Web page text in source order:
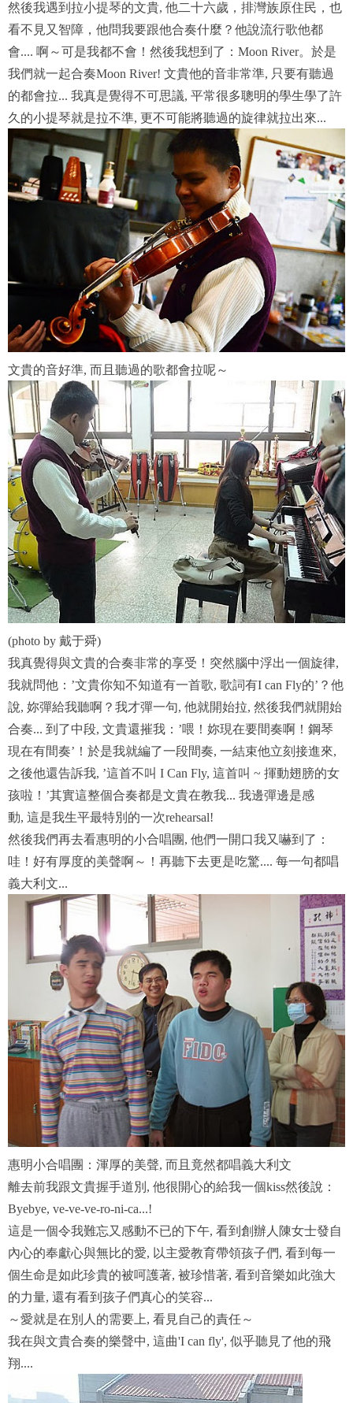
然後我遇到拉小提琴的文貴, 他二十六歲，排灣族原住民，也
看不見又智障，他問我要跟他合奏什麼？他說流行歌他都
會.... 啊～可是我都不會！然後我想到了：Moon River。於是
我們就一起合奏Moon River! 文貴他的音非常準, 只要有聽過
的都會拉... 我真是覺得不可思議, 平常很多聰明的學生學了許
久的小提琴就是拉不準, 更不可能將聽過的旋律就拉出來...
文貴的音好準, 而且聽過的歌都會拉呢～
(photo by 戴于舜)
我真覺得與文貴的合奏非常的享受！突然腦中浮出一個旋律,
我就問他：’文貴你知不知道有一首歌, 歌詞有I can Fly的’？他
說, 妳彈給我聽啊？我才彈一句, 他就開始拉, 然後我們就開始
合奏... 到了中段, 文貴還摧我：’喂！妳現在要間奏啊！鋼琴
現在有間奏’！於是我就編了一段間奏, 一結束他立刻接進來,
之後他還告訴我, ’這首不叫 I Can Fly, 這首叫 ~ 揮動翅膀的女
孩啦！’其實這整個合奏都是文貴在教我... 我邊彈邊是感
動, 這是我生平最特別的一次rehearsal!
然後我們再去看惠明的小合唱團, 他們一開口我又嚇到了：
哇！好有厚度的美聲啊～！再聽下去更是吃驚.... 每一句都唱
義大利文...
惠明小合唱團：渾厚的美聲, 而且竟然都唱義大利文
離去前我跟文貴握手道別, 他很開心的給我一個kiss然後說：
Byebye, ve-ve-ve-ro-ni-ca...!
這是一個令我難忘又感動不已的下午, 看到創辦人陳女士發自
內心的奉獻心與無比的愛, 以主愛教育帶領孩子們, 看到每一
個生命是如此珍貴的被呵護著, 被珍惜著, 看到音樂如此強大
的力量, 還有看到孩子們真心的笑容...
～愛就是在別人的需要上, 看見自己的責任～
我在與文貴合奏的樂聲中, 這曲'I can fly', 似乎聽見了他的飛
翔....